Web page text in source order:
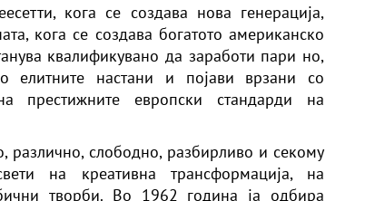
кога се создава нова генерација,
кога се создава богатото американско
квалификувано да заработи пари но,
настани и појави врзани со
престижните европски стандарди на
различно, слободно, разбирливо и секому
на креативна трансформација, на
творби. Во 1962 година ја одбира